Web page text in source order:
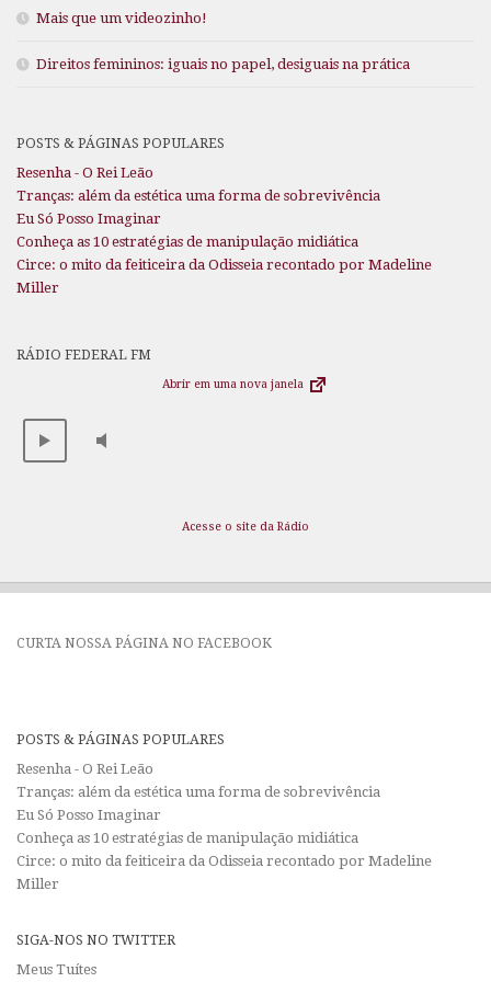
Mais que um videozinho!
Direitos femininos: iguais no papel, desiguais na prática
POSTS & PÁGINAS POPULARES
Resenha - O Rei Leão
Tranças: além da estética uma forma de sobrevivência
Eu Só Posso Imaginar
Conheça as 10 estratégias de manipulação midiática
Circe: o mito da feiticeira da Odisseia recontado por Madeline
Miller
RÁDIO FEDERAL FM
Abrir em uma nova janela
Acesse o site da Rádio
CURTA NOSSA PÁGINA NO FACEBOOK
POSTS & PÁGINAS POPULARES
Resenha - O Rei Leão
Tranças: além da estética uma forma de sobrevivência
Eu Só Posso Imaginar
Conheça as 10 estratégias de manipulação midiática
Circe: o mito da feiticeira da Odisseia recontado por Madeline
Miller
SIGA-NOS NO TWITTER
Meus Tuítes